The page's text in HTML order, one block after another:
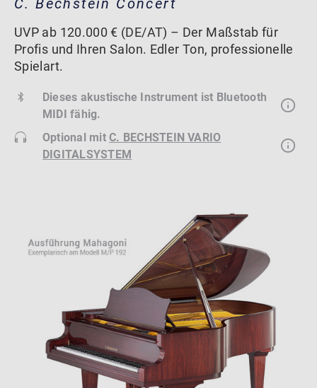
C. Bechstein Concert
UVP ab 120.000 € (DE/AT) – Der Maßstab für
Profis und Ihren Salon. Edler Ton, professionelle
Spielart.
Dieses akustische Instrument ist Bluetooth
MIDI fähig.
Optional mitC. BECHSTEIN VARIO
DIGITALSYSTEM